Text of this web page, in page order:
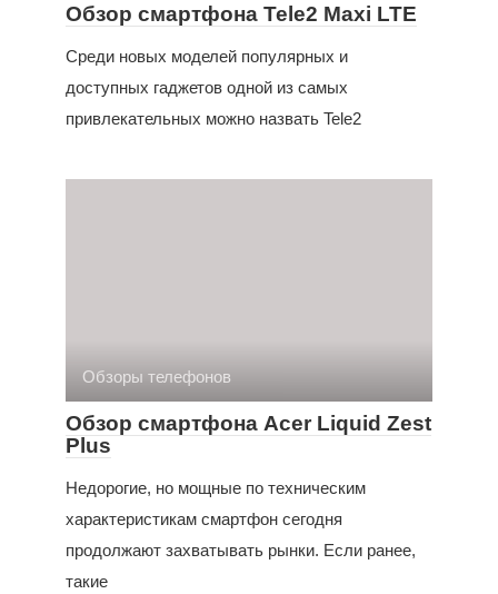
Обзор смартфона Tele2 Maxi LTE
Среди новых моделей популярных и
доступных гаджетов одной из самых
привлекательных можно назвать Tele2
Обзоры телефонов
Обзор смартфона Acer Liquid Zest
Plus
Недорогие, но мощные по техническим
характеристикам смартфон сегодня
продолжают захватывать рынки. Если ранее,
такие